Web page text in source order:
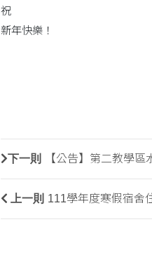
祝
新年快樂！
下一則 【公告】第二教學
上一則 111學年度寒假宿舍